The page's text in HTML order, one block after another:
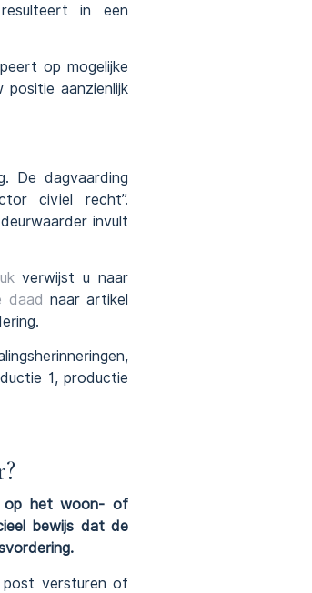
in een
op mogelijke
aanzienlijk
De dagvaarding
civiel recht”.
invult
verwijst u naar
daad naar artikel
1, productie
op het woon- of
bewijs dat de
post versturen of